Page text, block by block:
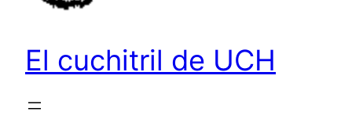
El cuchitril de UCH